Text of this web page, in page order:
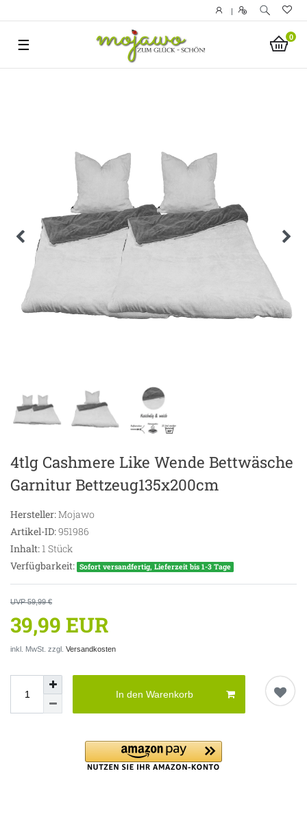
|
0
☰
4tlg Cashmere Like Wende Bettwäsche
Garnitur Bettzeug135x200cm
Hersteller:Mojawo
Artikel-ID:951986
Inhalt:1 Stück
Verfügbarkeit: Sofort versandfertig, Lieferzeit bis 1-3 Tage
UVP 59,99 €
39,99 EUR
inkl. MwSt. zzgl. Versandkosten
In den Warenkorb